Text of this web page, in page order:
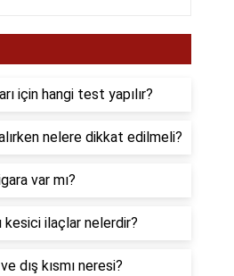
için hangi test yapılır?
nelere dikkat edilmeli?
var mı?
kesici ilaçlar nelerdir?
dış kısmı neresi?